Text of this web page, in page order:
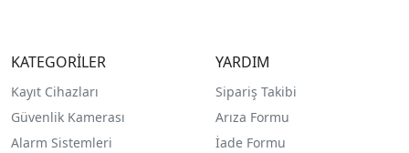
KATEGORİLER
Kayıt Cihazları
Güvenlik Kamerası
Alarm Sistemleri
YARDIM
Sipariş Takibi
Arıza Formu
İade Formu